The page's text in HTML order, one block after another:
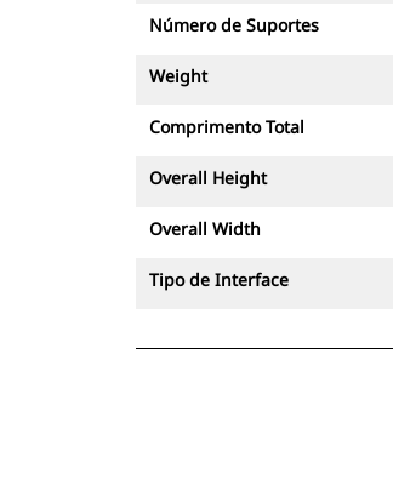
Número de Suportes
Weight
Comprimento Total
Overall Height
Overall Width
Tipo de Interface